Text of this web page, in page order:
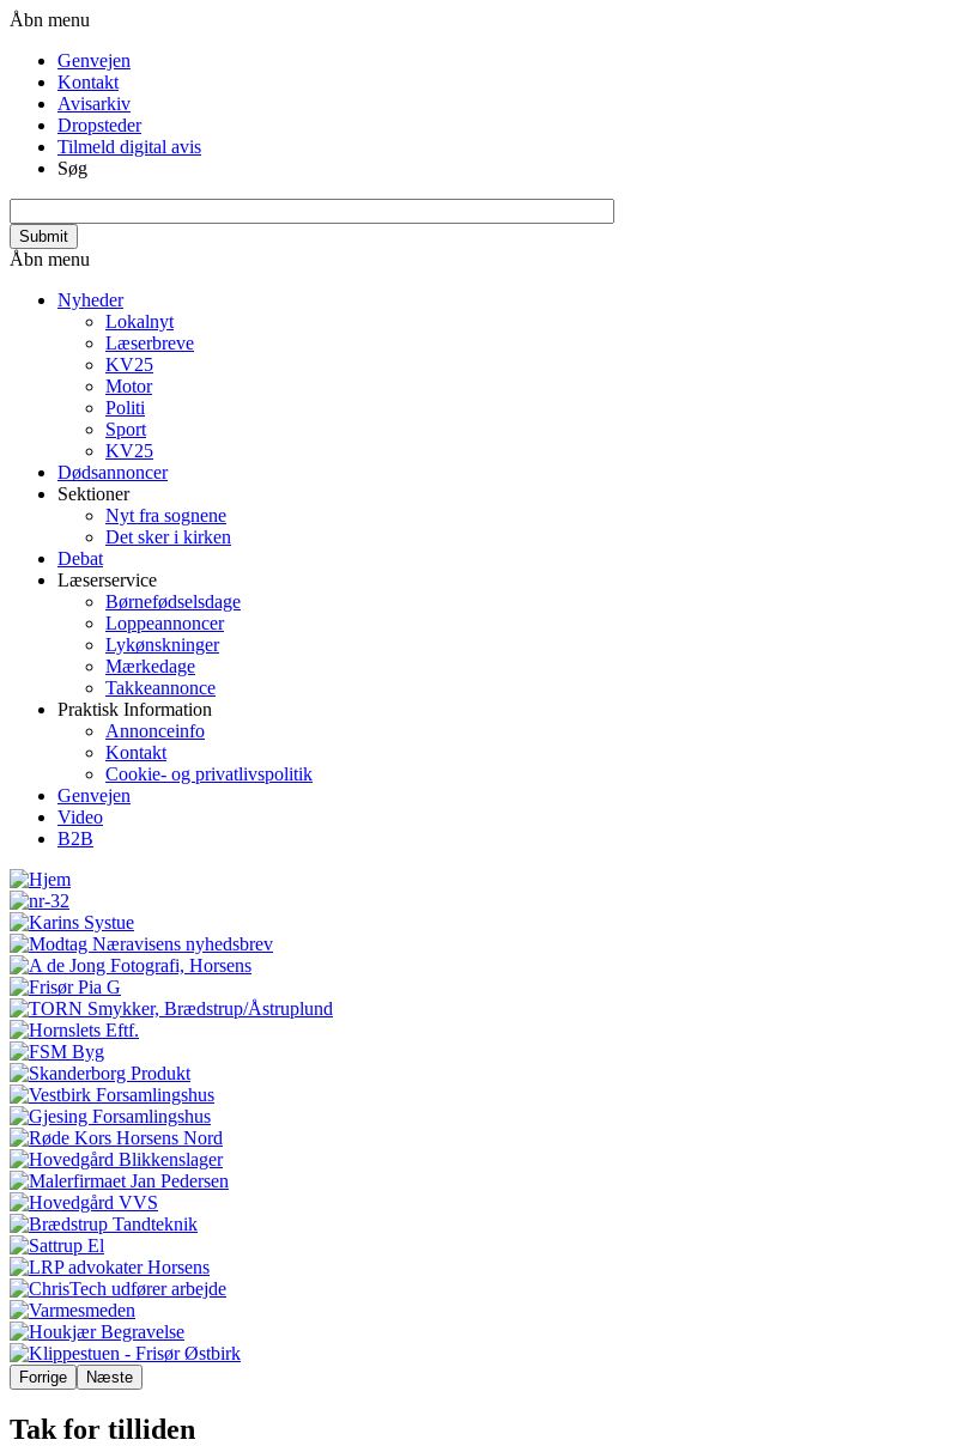
Gå
hovedindhold
Header
Åbn menu
Genvejen
Kontakt
Avisarkiv
Dropsteder
Tilmeld digital avis
Søg
Primær
Åbn menu
Nyheder
Lokalnyt
Læserbreve
KV25
Motor
Politi
Sport
KV25
Dødsannoncer
Sektioner
Nyt fra sognene
Det sker i kirken
Debat
Læserservice
Børnefødselsdage
Loppeannoncer
Lykønskninger
Mærkedage
Takkeannonce
Praktisk Information
Annonceinfo
Kontakt
Cookie- og privatlivspolitik
Genvejen
Video
B2B
Forrige Næste
Tak for tilliden